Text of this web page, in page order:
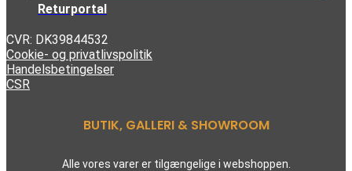
Returportal
CVR: DK39844532
Cookie- og privatlivspolitik
Handelsbetingelser
CSR
BUTIK, GALLERI & SHOWROOM
Alle vores varer er tilgængelige i webshoppen.